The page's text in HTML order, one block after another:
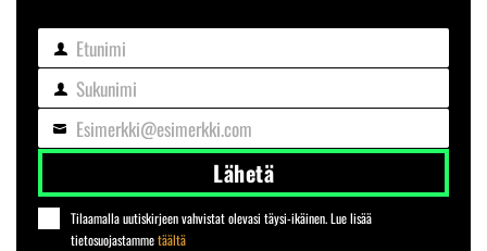
EtunimiEtunimi
SukunimiSukunimi
SähköpostiEsimerkki@esimerkki.com
Lähetä
Tilaamalla uutiskirjeen vahvistat olevasi täysi-ikäinen. Lue lisää
tietosuojastammetäältä